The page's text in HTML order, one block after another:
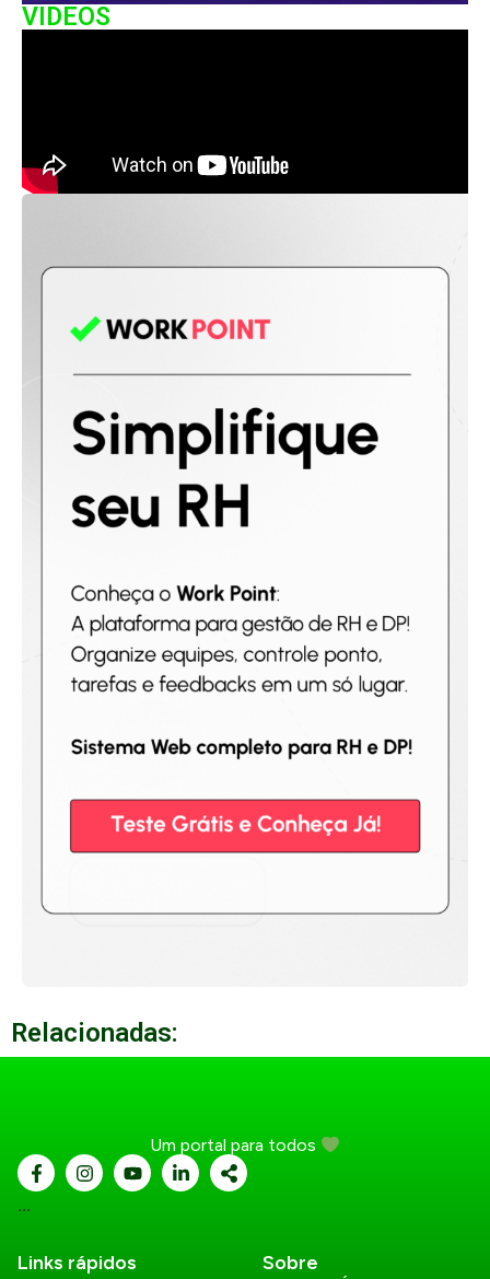
VIDEOS
Relacionadas:
Um portal para todos
...
Links rápidos Sobre